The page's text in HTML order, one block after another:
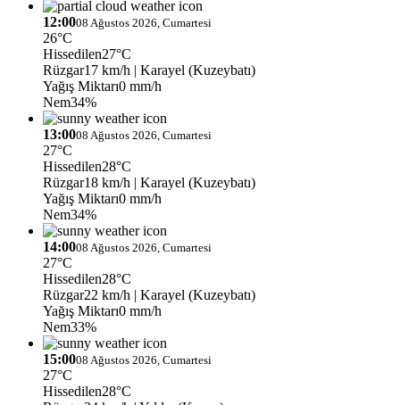
12:0008 Ağustos 2026, Cumartesi
26°C
Hissedilen27°C
Rüzgar17 km/h | Karayel (Kuzeybatı)
Yağış Miktarı0 mm/h
Nem34%
13:0008 Ağustos 2026, Cumartesi
27°C
Hissedilen28°C
Rüzgar18 km/h | Karayel (Kuzeybatı)
Yağış Miktarı0 mm/h
Nem34%
14:0008 Ağustos 2026, Cumartesi
27°C
Hissedilen28°C
Rüzgar22 km/h | Karayel (Kuzeybatı)
Yağış Miktarı0 mm/h
Nem33%
15:0008 Ağustos 2026, Cumartesi
27°C
Hissedilen28°C